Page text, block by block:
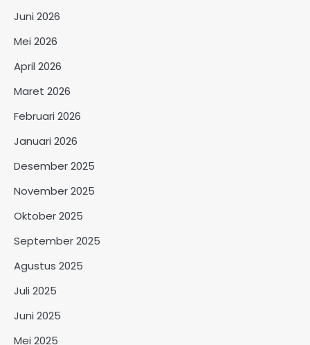
Juni 2026
Mei 2026
April 2026
Maret 2026
Februari 2026
Januari 2026
Desember 2025
November 2025
Oktober 2025
September 2025
Agustus 2025
Juli 2025
Juni 2025
Mei 2025